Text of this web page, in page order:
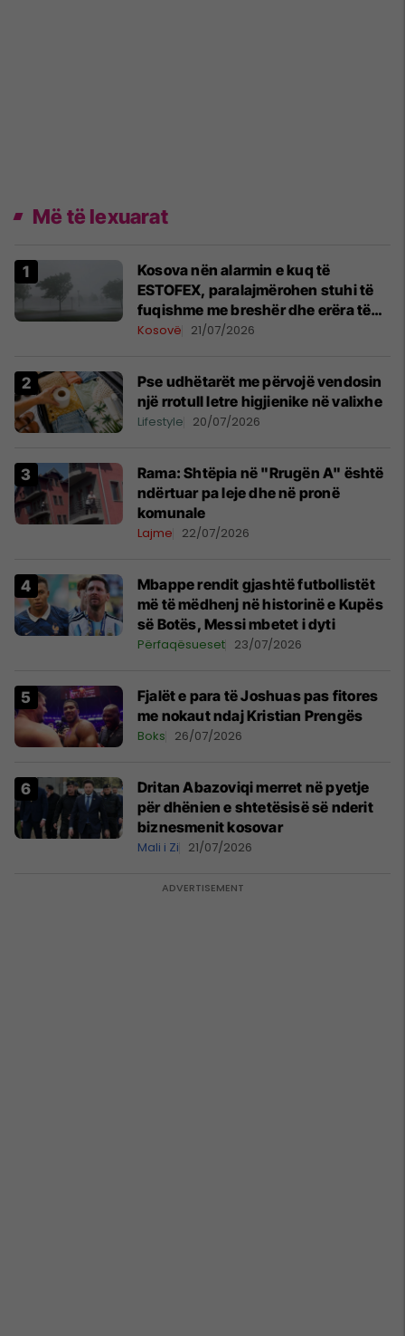
Më të lexuarat
Kosova nën alarmin e kuq të
ESTOFEX, paralajmërohen stuhi të
fuqishme me breshër dhe erëra të
forta
Kosovë 21/07/2026
Pse udhëtarët me përvojë vendosin
një rrotull letre higjienike në valixhe
Lifestyle 20/07/2026
Rama: Shtëpia në "Rrugën A" është
ndërtuar pa leje dhe në pronë
komunale
Lajme 22/07/2026
Mbappe rendit gjashtë futbollistët
më të mëdhenj në historinë e Kupës
së Botës, Messi mbetet i dyti
Përfaqësueset 23/07/2026
Fjalët e para të Joshuas pas fitores
me nokaut ndaj Kristian Prengës
Boks 26/07/2026
Dritan Abazoviqi merret në pyetje
për dhënien e shtetësisë së nderit
biznesmenit kosovar
Mali i Zi 21/07/2026